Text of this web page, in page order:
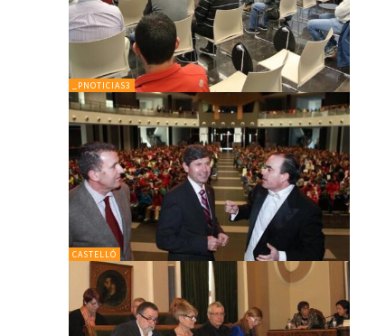
_PNOTICIAS3
CASTELLÓ